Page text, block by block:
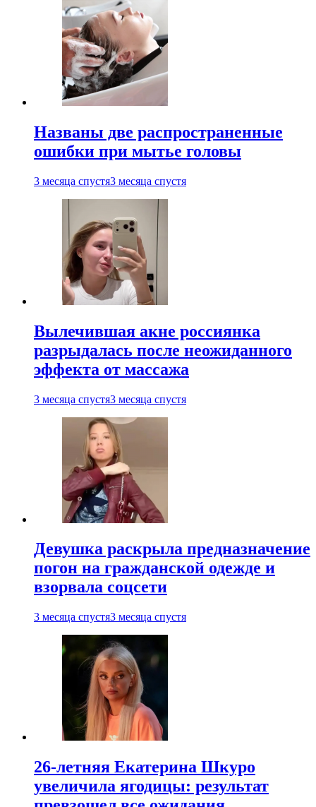
Названы две распространенные
ошибки при мытье головы
3 месяца спустя3 месяца спустя
Вылечившая акне россиянка
разрыдалась после неожиданного
эффекта от массажа
3 месяца спустя3 месяца спустя
Девушка раскрыла предназначение
погон на гражданской одежде и
взорвала соцсети
3 месяца спустя3 месяца спустя
26-летняя Екатерина Шкуро
увеличила ягодицы: результат